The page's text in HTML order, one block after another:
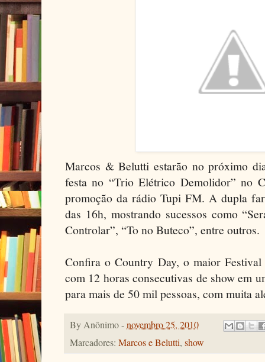
Marcos & Belutti estarão no próximo
festa no “Trio Elétrico Demolidor” no
promoção da rádio Tupi FM. A dupla
das 16h, mostrando sucessos como
Controlar”, “To no Buteco”, entre outros.
Confira o Country Day, o maior
com 12 horas consecutivas de show em
para mais de 50 mil pessoas, com muita
ByAnônimo-novembro 25, 2010
Marcadores: Marcos e Belutti, show